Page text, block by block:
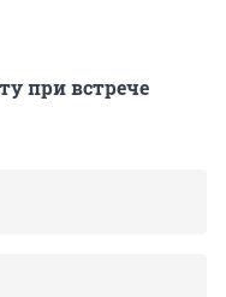
при встрече